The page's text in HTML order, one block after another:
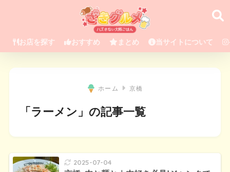
お店を探す おすすめ まとめ 当サイトについて
ホーム 京橋
「ラーメン」の記事一覧
2025-07-04